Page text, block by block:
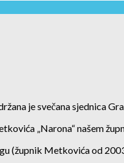
je svečana sjednica
„Narona“ našem
(župnik Metkovića od